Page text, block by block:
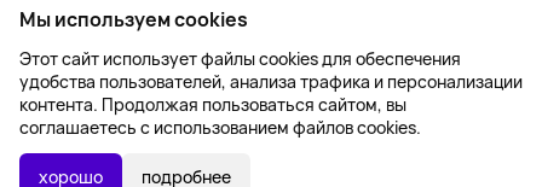
2023-2026 © DoBuy. Все права защищены
Правила обработки персональных данных
Пользовательское соглашение
Оферта
Создание сайта – NetLab
Мы используем cookies
Этот сайт использует файлы cookies для обеспечения
удобства пользователей, анализа трафика и персонализации
контента. Продолжая пользоваться сайтом, вы
соглашаетесь с использованием файлов cookies.
хорошо подробнее